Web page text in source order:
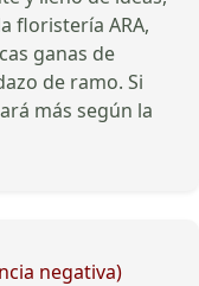
floristería ARA,
ganas de
de ramo. Si
más según la
negativa)